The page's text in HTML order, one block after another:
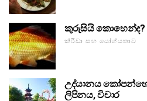
කුරුසියි කොහෙන්ද?
ක්රීඩා සහ යෝග්යතාව
උද්යානය
ලිපිනය, විචාර